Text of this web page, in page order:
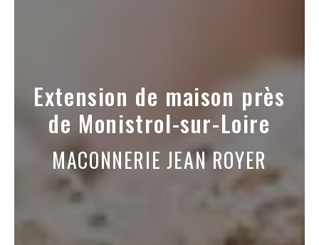
Extension de maison près
de Monistrol-sur-Loire
MACONNERIE JEAN ROYER